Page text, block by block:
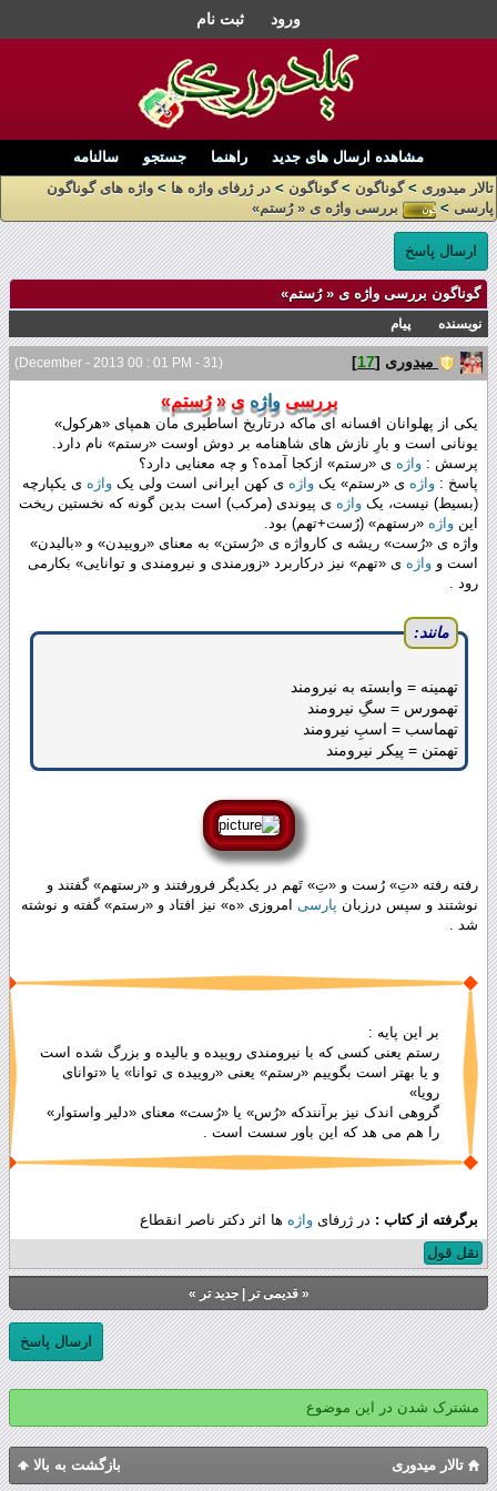
ورود ثبت نام
مشاهده ارسال های جدید راهنما جستجو
سالنامه
تالار میدوری >گوناگون >گوناگون > در ژرفای واژه ها > واژه های گوناگون
پارسی > بررسی واژه ی « رُستم»
ارسال پاسخ
گوناگون بررسی واژه ی « رُستم»
نویسنده پیام
(31 - December - 2013 00 : 01 PM) میدوری [
17
]
بررسیواژه ی « رُستم»
یکی از پهلوانان افسانه ای ماکه درتاریخ اساطیری مان همپای «هرکول»
یونانی است و بارِ نازش های شاهنامه بر دوش اوست «رستم» نام دارد.
پرسش : واژه ی «رستم» ازکجا آمده؟ و چه معنایی دارد؟
پاسخ : واژه ی «رستم» یک واژه ی کهن ایرانی است ولی یک واژه ی یکپارچه
(بسیط) نیست، یک واژه ی پیوندی (مرکب) است بدین گونه که نخستین ریخت
این واژه «رستهم» (رُست+تهم) بود.
واژه ی «رُست» ریشه ی کارواژه ی «رُستن» به معنای «روییدن» و «بالیدن»
است و واژه ی «تهم» نیز درکاربرد «زورمندی و نیرومندی و توانایی» بکارمی
رود .
مانند:
تهمینه = وابسته به نیرومند
تهمورس = سگِ نیرومند
تهماسب = اسبِ نیرومند
تهمتن = پیکر نیرومند
رفته رفته «تِ» رُست و «تِ» تَهم در یکدیگر فرورفتند و «رستهم» گفتند و
نوشتند و سپس درزبان پارسی امروزی «ه» نیز افتاد و «رستم» گفته و نوشته
شد .
بر این پایه :
رستم یعنی کسی که با نیرومندی روییده و بالیده و بزرگ شده است
و یا بهتر است بگوییم «رستم» یعنی «روییده ی توانا» یا «توانای
رویا»
گروهی اندک نیز برآنندکه «رُس» یا «رُست» معنای «دلیر واستوار»
را هم می هد که این باور سست است .
برگرفته از کتاب : در ژرفای واژه ها اثر دکتر ناصر انقطاع
نقل قول
«قدیمی تر |جدید تر »
ارسال پاسخ
مشترک شدن در این موضوع
بازگشت به بالا تالار میدوری